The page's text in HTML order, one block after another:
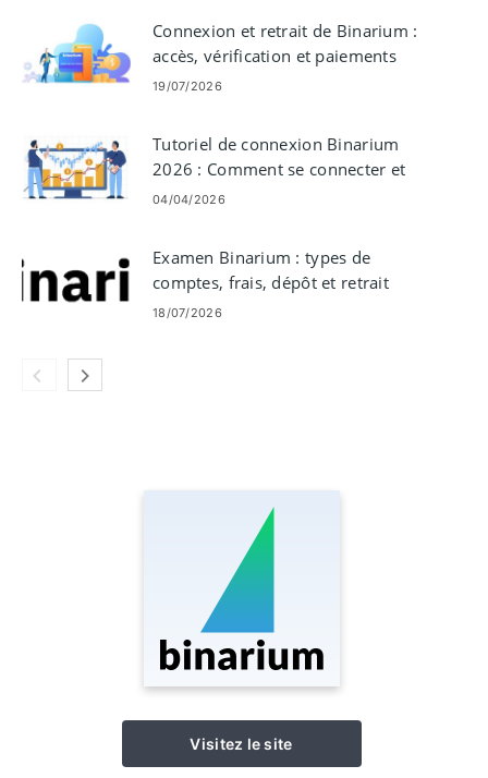
Connexion et retrait de Binarium :
accès, vérification et paiements
19/07/2026
Tutoriel de connexion Binarium
2026 : Comment se connecter et
résoudre les problèmes de
04/04/2026
Examen Binarium : types de
comptes, frais, dépôt et retrait
18/07/2026
Visitez le site